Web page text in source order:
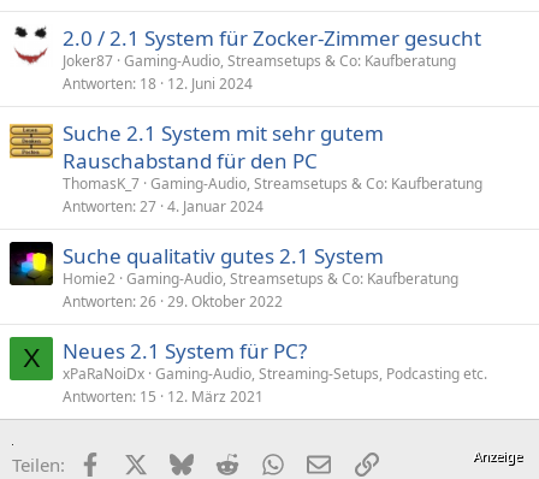
2.0 / 2.1 System für Zocker-Zimmer gesucht
Joker87 Gaming-Audio, Streamsetups & Co: Kaufberatung
Antworten 18 12. Juni 2024
Suche 2.1 System mit sehr gutem
Rauschabstand für den PC
ThomasK_7 Gaming-Audio, Streamsetups & Co: Kaufberatung
Antworten 27 4. Januar 2024
Suche qualitativ gutes 2.1 System
Homie2 Gaming-Audio, Streamsetups & Co: Kaufberatung
Antworten 26 29. Oktober 2022
X Neues 2.1 System für PC?
xPaRaNoiDx Gaming-Audio, Streaming-Setups, Podcasting etc.
Antworten 15 12. März 2021
Teilen: FacebookX (Twitter)
BlueskyRedditWhatsApp
E-MailLink